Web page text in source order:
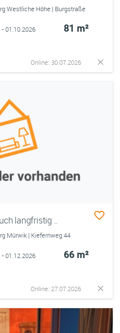
Westliche Höhe | Burgstraße
01.10.2026 81 m²
Online: 30.07.2026
langfristig ..
Mürwik | Kiefernweg 44
01.12.2026 66 m²
Online: 27.07.2026